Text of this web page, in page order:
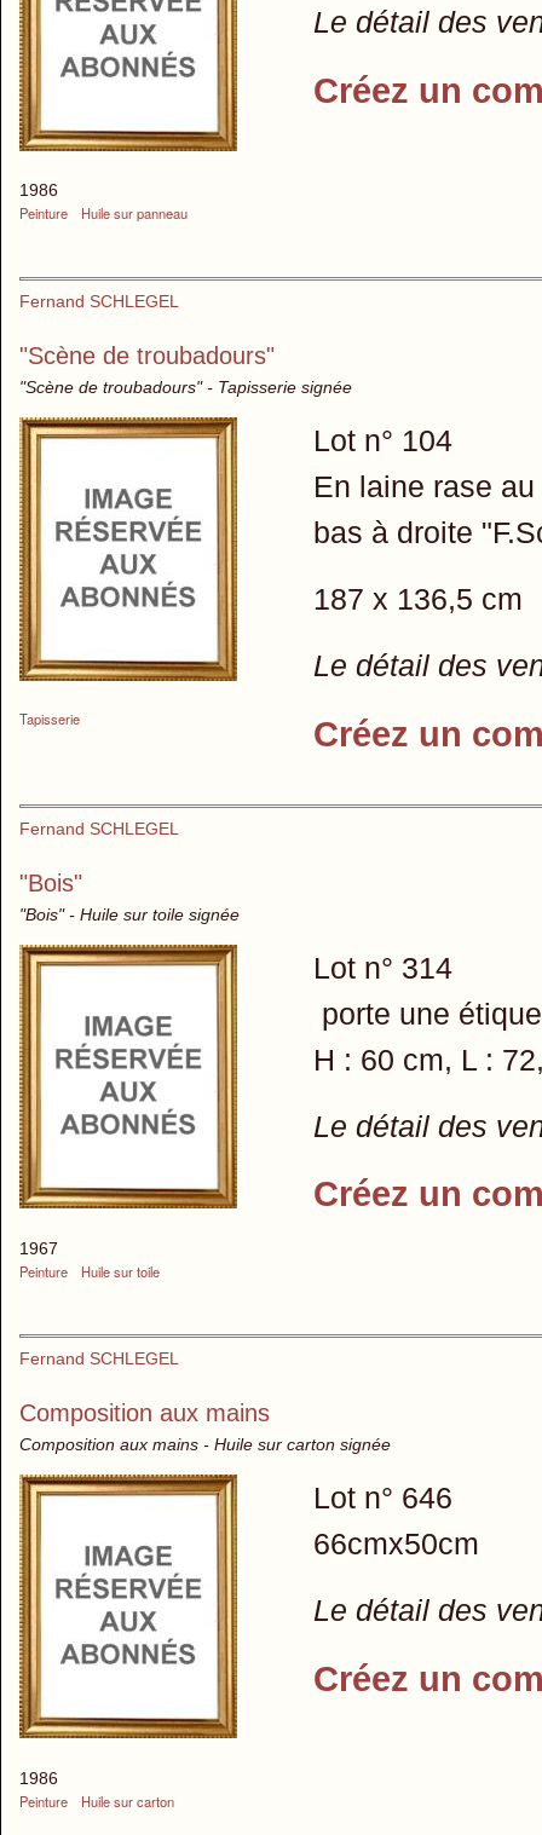
1986
Peinture
Huile sur panneau
Le détail des
Créez un
Fernand SCHLEGEL
"Scène de troubadours"
"Scène de troubadours" - Tapisserie signée
Tapisserie
Lot n° 104
En laine rase
bas à droite
187 x 136,5 cm
Le détail des
Créez un
Fernand SCHLEGEL
"Bois"
"Bois" - Huile sur toile signée
1967
Peinture
Huile sur toile
Lot n° 314
porte une
H : 60 cm, L :
Le détail des
Créez un
Fernand SCHLEGEL
Composition aux mains
Composition aux mains - Huile sur carton signée
1986
Peinture
Huile sur carton
Lot n° 646
66cmx50cm
Le détail des
Créez un